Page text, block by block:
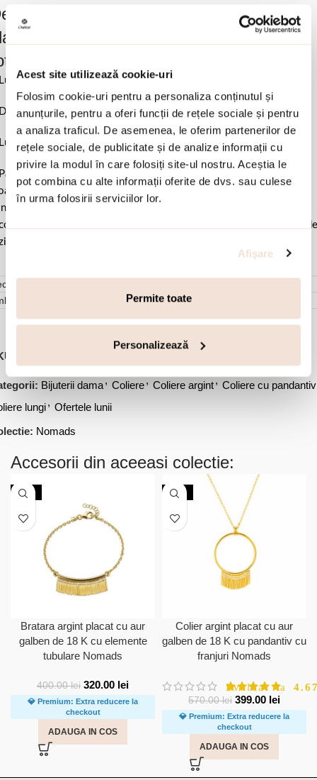
Acest site utilizează cookie-uri
Folosim cookie-uri pentru a personaliza conținutul și
anunțurile, pentru a oferi funcții de rețele sociale și pentru
a analiza traficul. De asemenea, le oferim partenerilor de
rețele sociale, de publicitate și de analize informații cu
privire la modul în care folosiți site-ul nostru. Aceștia le
pot combina cu alte informații oferite de dvs. sau culese
în urma folosirii serviciilor lor.
Afişare
Permite toate
Personalizează
produsului Colier argint lung
cu rodiu si decorat cu pandantiv
cu franjuri Nomads:
80 cm.
cerc 5 cm.
franjuri 1 cm.
bijuteria in ambalajul original sau intr-un saculet de catifea
pentru a evita frecarea sau lovirea de alte materiale. Evitati
cu apa si produsele cosmetice. Dupa fiecare purtare, este
sa o lustruiti cu o laveta curata pentru a evita depunerea de
(1)
Bijuterii dama, Coliere, Coliere argint, Coliere cu pandantiv
lungi, Ofertele lunii
Nomads
Accesorii din aceeasi colectie:
-20%
Bratara argint placat cu aur
galben de 18 K cu elemente
tubulare Nomads
400.00lei 320.00 lei
💎 Premium: Extra reducere la
checkout
ADAUGA IN COS
-30%
Colier argint placat cu aur
galben de 18 K cu pandantiv cu
franjuri Nomads
Evaluat la
570.00lei 399.00 lei
💎 Premium: Extra reducere la
checkout
ADAUGA IN COS